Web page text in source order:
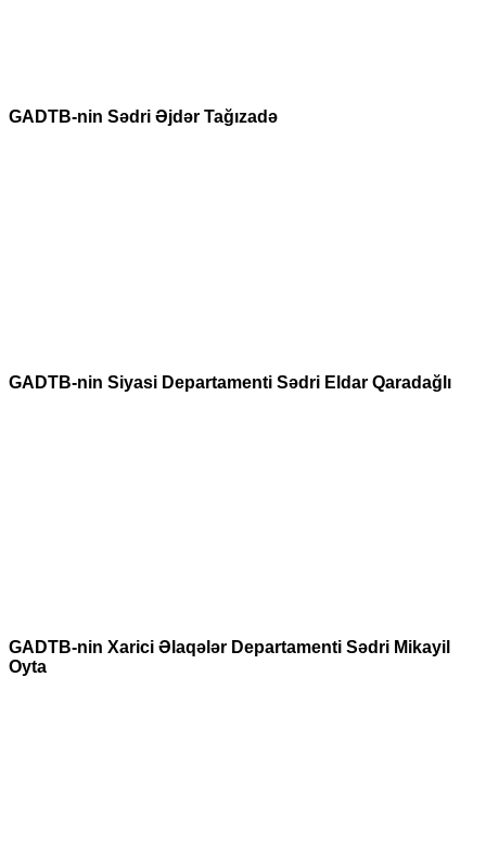
GADTB-nin Sədri Əjdər Tağızadə
GADTB-nin Siyasi Departamenti Sədri Eldar Qaradağlı
GADTB-nin Xarici Əlaqələr Departamenti Sədri Mikayil
Oyta